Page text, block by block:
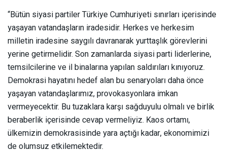
“Bütün siyasi partiler Türkiye Cumhuriyeti sınırları içerisinde
yaşayan vatandaşların iradesidir. Herkes ve herkesim
milletin iradesine saygılı davranarak yurttaşlık görevlerini
yerine getirmelidir. Son zamanlarda siyasi parti liderlerine,
temsilcilerine ve il binalarına yapılan saldırıları kınıyoruz.
Demokrasi hayatını hedef alan bu senaryoları daha önce
yaşayan vatandaşlarımız, provokasyonlara imkan
vermeyecektir. Bu tuzaklara karşı sağduyulu olmalı ve birlik
beraberlik içerisinde cevap vermeliyiz. Kaos ortamı,
ülkemizin demokrasisinde yara açtığı kadar, ekonomimizi
de olumsuz etkilemektedir.